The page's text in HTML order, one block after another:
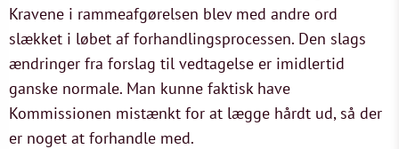
Kravene i rammeafgørelsen blev med andre ord
slækket i løbet af forhandlingsprocessen. Den slags
ændringer fra forslag til vedtagelse er imidlertid
ganske normale. Man kunne faktisk have
Kommissionen mistænkt for at lægge hårdt ud, så der
er noget at forhandle med.